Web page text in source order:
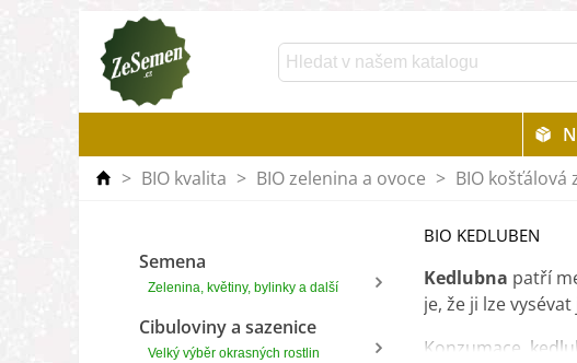
> BIO kvalita > BIO zelenina a ovoce > BIO košťálová
Semena
Zelenina, květiny, bylinky a další
Cibuloviny a sazenice
Velký výběr okrasných rostlin
BIO KEDLUBEN
Kedlubna patří
je, že ji lze vysévat
Konzumace